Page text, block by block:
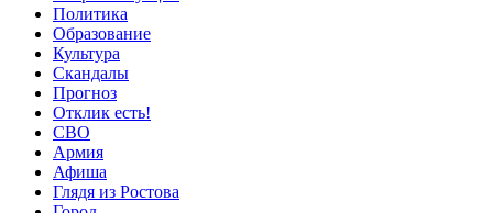
Политика
Образование
Культура
Скандалы
Прогноз
Отклик есть!
СВО
Армия
Афиша
Глядя из Ростова